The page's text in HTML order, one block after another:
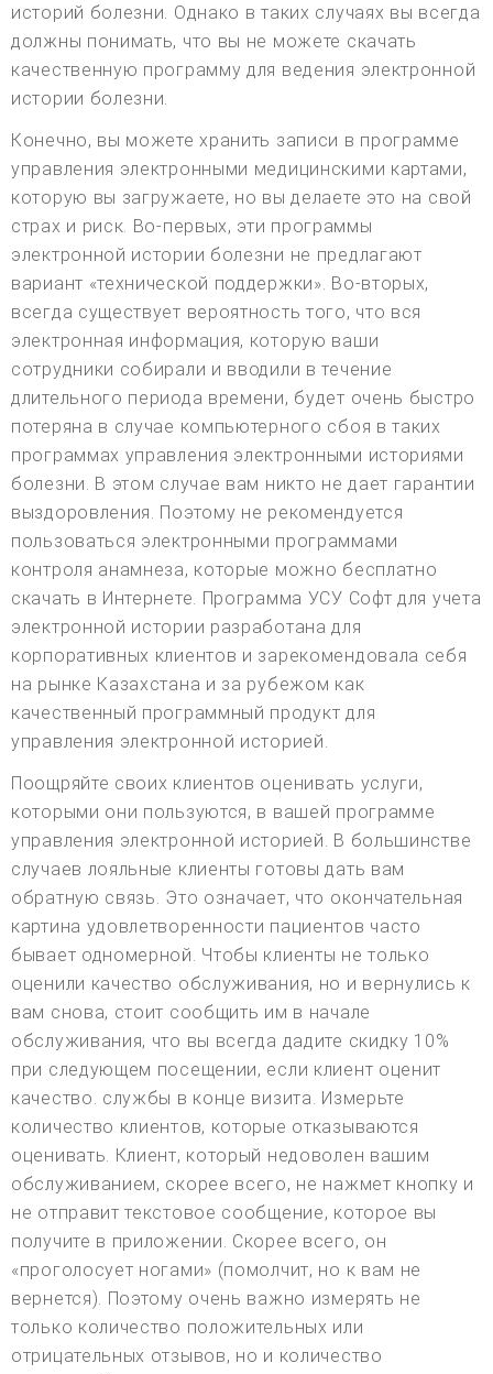
историй болезни. Однако в таких случаях вы всегда
должны понимать, что вы не можете скачать
качественную программу для ведения электронной
истории болезни.
Конечно, вы можете хранить записи в программе
управления электронными медицинскими картами,
которую вы загружаете, но вы делаете это на свой
страх и риск. Во-первых, эти программы
электронной истории болезни не предлагают
вариант «технической поддержки». Во-вторых,
всегда существует вероятность того, что вся
электронная информация, которую ваши
сотрудники собирали и вводили в течение
длительного периода времени, будет очень быстро
потеряна в случае компьютерного сбоя в таких
программах управления электронными историями
болезни. В этом случае вам никто не дает гарантии
выздоровления. Поэтому не рекомендуется
пользоваться электронными программами
контроля анамнеза, которые можно бесплатно
скачать в Интернете. Программа УСУ Софт для учета
электронной истории разработана для
корпоративных клиентов и зарекомендовала себя
на рынке Казахстана и за рубежом как
качественный программный продукт для
управления электронной историей.
Поощряйте своих клиентов оценивать услуги,
которыми они пользуются, в вашей программе
управления электронной историей. В большинстве
случаев лояльные клиенты готовы дать вам
обратную связь. Это означает, что окончательная
картина удовлетворенности пациентов часто
бывает одномерной. Чтобы клиенты не только
оценили качество обслуживания, но и вернулись к
вам снова, стоит сообщить им в начале
обслуживания, что вы всегда дадите скидку 10%
при следующем посещении, если клиент оценит
качество. службы в конце визита. Измерьте
количество клиентов, которые отказываются
оценивать. Клиент, который недоволен вашим
обслуживанием, скорее всего, не нажмет кнопку и
не отправит текстовое сообщение, которое вы
получите в приложении. Скорее всего, он
«проголосует ногами» (помолчит, но к вам не
вернется). Поэтому очень важно измерять не
только количество положительных или
отрицательных отзывов, но и количество